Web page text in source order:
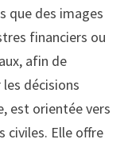
que des images
financiers ou
afin de
décisions
est orientée vers
civiles. Elle offre